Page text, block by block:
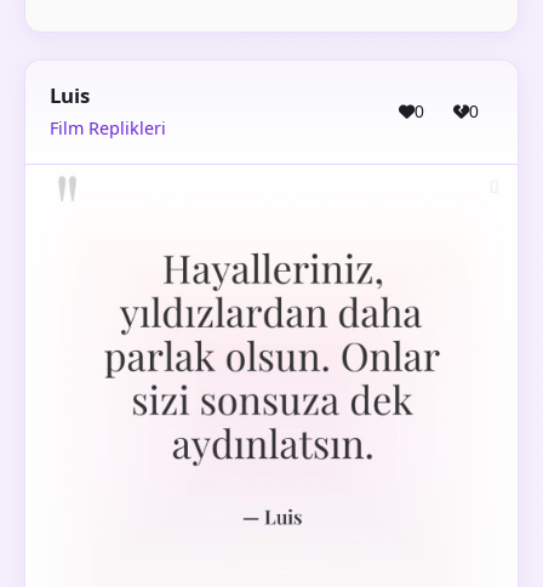
Luis
Film Replikleri
0 0